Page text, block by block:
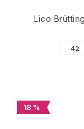
Lico
42
18 %